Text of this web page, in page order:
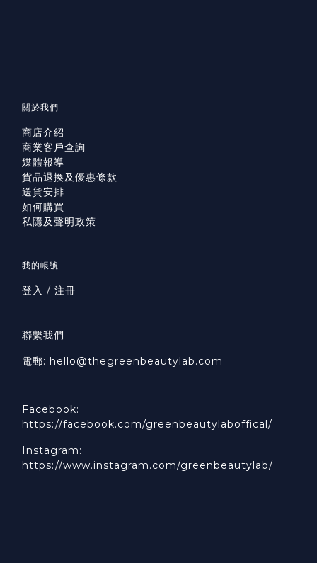
關於我們
商店介紹
商業客戶查詢
媒體報導
貨品退換及優惠條款
送貨安排
如何購買
私隱及聲明政策
我的帳號
登入 / 注冊
聯繫我們
電郵: hello@thegreenbeautylab.com
Facebook:
https://facebook.com/greenbeautylaboffical/
Instagram:
https://www.instagram.com/greenbeautylab/